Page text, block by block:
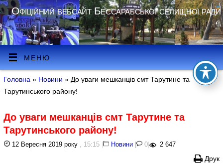
Офіційний вебсайт Бессарабської селищної ради
МЕНЮ
Головна » Новини » До уваги мешканців смт Тарутине та
Тарутинського району!
До уваги мешканців смт Тарутине та
Тарутинського району!
12 Вересня 2019 року , 15:15 | Новини | 0 | 2 647
Друк